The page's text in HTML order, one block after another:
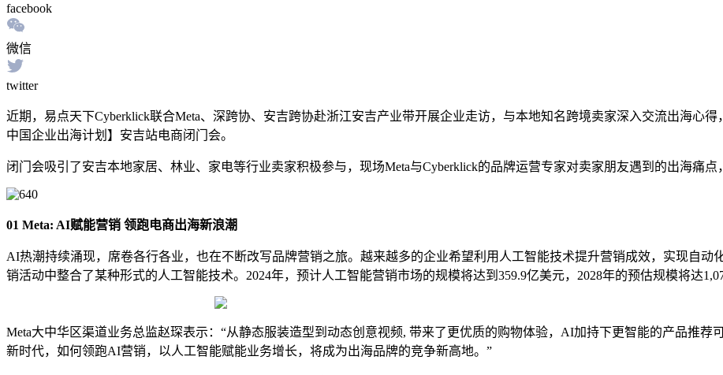
facebook
微信
twitter
近期，易点天下Cyberklick联合Meta、深跨协、安吉跨协赴浙江安吉产业带开展企业走访，与本地知名跨境卖家深入交流出海心
中国企业出海计划】安吉站电商闭门会。
闭门会吸引了安吉本地家居、林业、家电等行业卖家积极参与，现场Meta与Cyberklick的品牌运营专家对卖家朋友遇到的出海痛点
01 Meta: AI赋能营销 领跑电商出海新浪潮
AI热潮持续涌现，席卷各行各业，也在不断改写品牌营销之旅。越来越多的企业希望利用人工智能技术提升营销成效，实现自动
销活动中整合了某种形式的人工智能技术。2024年，预计人工智能营销市场的规模将达到359.9亿美元，2028年的预估规模将达
Meta大中华区渠道业务总监赵琛表示：“从静态服装造型到动态创意视频, 带来了更优质的购物体验，AI加持下更智能的产品推
新时代，如何领跑AI营销，以人工智能赋能业务增长，将成为出海品牌的竞争新高地。”